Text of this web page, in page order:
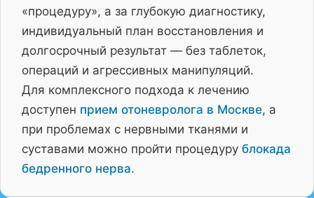
«процедуру», а за глубокую диагностику,
индивидуальный план восстановления и
долгосрочный результат — без таблеток,
операций и агрессивных манипуляций.
Для комплексного подхода к лечению
доступен прием отоневролога в Москве, а
при проблемах с нервными тканями и
суставами можно пройти процедуру блокада
бедренного нерва.